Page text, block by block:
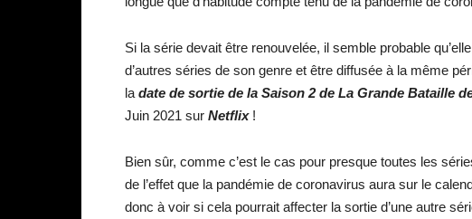
Si la série devait être renouvelée, il semble probable
d’autres séries de son genre et être diffusée à la même
la date de sortie de la Saison 2 de La Grande Bataille
Juin 2021 sur Netflix!
Bien sûr, comme c’est le cas pour presque toutes les
de l’effet que la pandémie de coronavirus aura sur le
donc à voir si cela pourrait affecter la sortie d’une autre